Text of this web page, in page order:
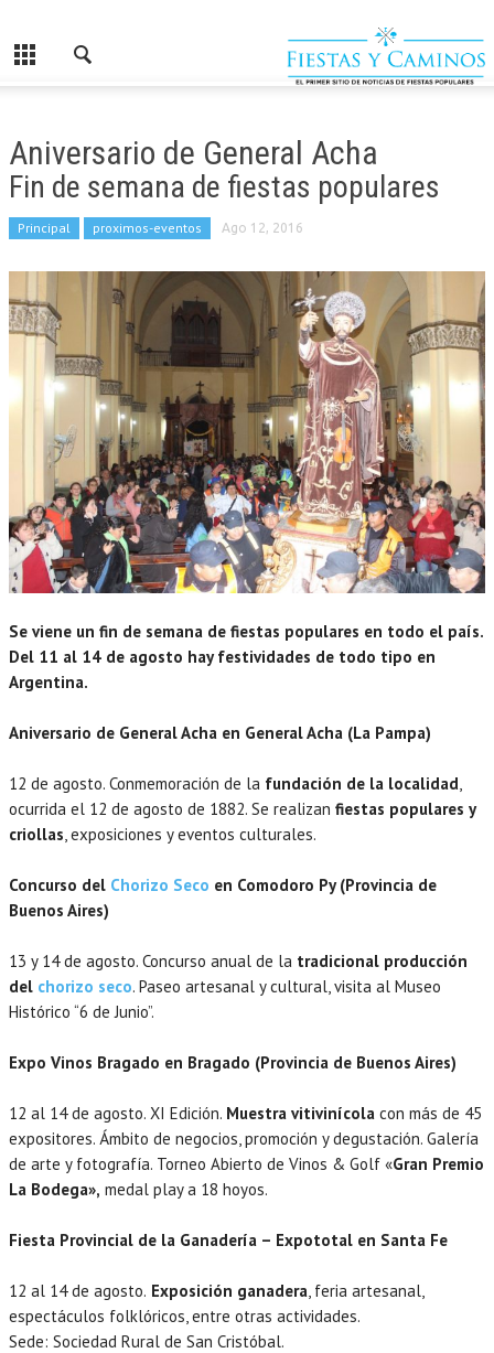
Aniversario de General Acha
Fin de semana de fiestas populares
Principal proximos-eventos Ago 12, 2016
Se viene un fin de semana de fiestas populares en todo el país.
Del 11 al 14 de agosto hay festividades de todo tipo en
Argentina.
Aniversario de General Acha en General Acha (La Pampa)
12 de agosto. Conmemoración de la fundación de la localidad,
ocurrida el 12 de agosto de 1882. Se realizan fiestas populares y
criollas, exposiciones y eventos culturales.
Concurso del Chorizo Seco en Comodoro Py (Provincia de
Buenos Aires)
13 y 14 de agosto. Concurso anual de la tradicional producción
del chorizo seco. Paseo artesanal y cultural, visita al Museo
Histórico “6 de Junio”.
Expo Vinos Bragado en Bragado (Provincia de Buenos Aires)
12 al 14 de agosto. XI Edición. Muestra vitivinícola con más de 45
expositores. Ámbito de negocios, promoción y degustación. Galería
de arte y fotografía. Torneo Abierto de Vinos & Golf «Gran Premio
La Bodega», medal play a 18 hoyos.
Fiesta Provincial de la Ganadería – Expototal en Santa Fe
12 al 14 de agosto. Exposición ganadera, feria artesanal,
espectáculos folklóricos, entre otras actividades.
Sede: Sociedad Rural de San Cristóbal.